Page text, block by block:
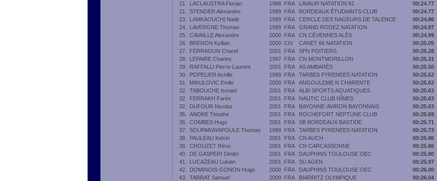
21. LACLAUSTRA Florian 1988 FRA LAVAUR NATATION 81 00:24.77
21. STENDER Alexandre 1999 FRA BORDEAUX ÉTUDIANTS CLUB 00:24.77
23. LAMKAOUCHI Nadir 1999 FRA CERCLE DES NAGEURS DE TALENCE 00:24.86
24. LAVERGNE Thomas 1999 FRA GRAND RODEZ NATATION 00:24.97
25. CAVAILLE Alexandre 2000 FRA CN CÉVENNES ALÈS 00:24.99
26. BRENON Kyllian 2000 CIV CANET 66 NATATION 00:25.05
27. FERRAOUN Charef 2001 FRA SPN POITIERS 00:25.28
28.
LEPAIRE Charles 1997 FRA CN MONTMORILLON 00:25.31
29. RAFFALLI Pierre-Laurent 2001 FRA AS AMBARÈS 00:25.50
30.
POPELIER Achille 1999 FRA TARBES PYRENEES NATATION 00:25.52
31. MIKULOVIC Emile 2000 FRA ANGOULEME N CHARENTE 00:25.62
32. TABOUCHE Ismael 2001 FRA ALBI SPORTS AQUATIQUES 00:25.63
32.
FERRAKH Farès 2001 FRA NAUTIC CLUB NÎMES 00:25.63
32.
DUFOUR Nicolas 2001 FRA BAYONNE-AVIRON BAYONNAIS 00:25.63
35.
ANDRE Timothe 2001 FRA ROCHEFORT NEPTUNE CLUB 00:25.69
36.
COMBES Hugo 2001 FRA SB BORDEAUX BASTIDE 00:25.71
37.
SOUPARAYAPOULE Thomas 1999 FRA TARBES PYRENEES NATATION 00:25.73
38. PAULEAU Kelvin 2001 FRA CN AUCH 00:25.86
38.
CROUZET Réno 2001 FRA CN CARCASSONNE 00:25.86
40.
DE GASPERI Dimitri 2001 FRA DAUPHINS TOULOUSE OEC 00:25.90
41. LUCAZEAU Lukian 2001 FRA SU AGEN 00:25.97
42. DOMINOIS-GONON Hugo 2000 FRA DAUPHINS TOULOUSE OEC 00:26.00
43. TARRAT Samuel 2000 FRA BIARRITZ OLYMPIQUE 00:26.04